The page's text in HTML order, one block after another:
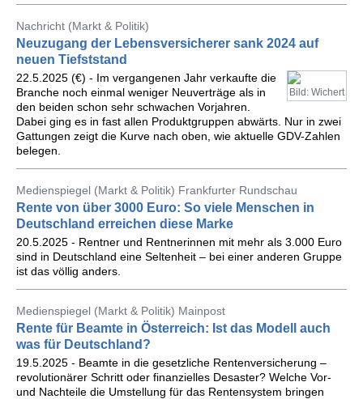
Nachricht (Markt & Politik)
Neuzugang der Lebensversicherer sank 2024 auf
neuen Tiefststand
Bild: Wichert
22.5.2025 (€) - Im vergangenen Jahr verkaufte die
Branche noch einmal weniger Neuverträge als in
den beiden schon sehr schwachen Vorjahren.
Dabei ging es in fast allen Produktgruppen abwärts. Nur in zwei
Gattungen zeigt die Kurve nach oben, wie aktuelle GDV-Zahlen
belegen.
Medienspiegel (Markt & Politik) Frankfurter Rundschau
Rente von über 3000 Euro: So viele Menschen in
Deutschland erreichen diese Marke
20.5.2025 - Rentner und Rentnerinnen mit mehr als 3.000 Euro
sind in Deutschland eine Seltenheit – bei einer anderen Gruppe
ist das völlig anders.
Medienspiegel (Markt & Politik) Mainpost
Rente für Beamte in Österreich: Ist das Modell auch
was für Deutschland?
19.5.2025 - Beamte in die gesetzliche Rentenversicherung –
revolutionärer Schritt oder finanzielles Desaster? Welche Vor-
und Nachteile die Umstellung für das Rentensystem bringen